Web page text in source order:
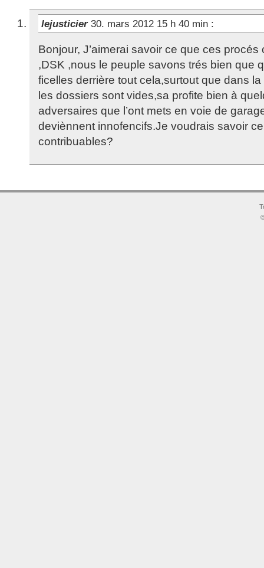
lejusticier 30. mars 2012 15 h 40 min :
Bonjour, J’aimerai savoir ce que ces procés
,DSK ,nous le peuple savons trés bien que
ficelles derrière tout cela,surtout que dans
les dossiers sont vides,sa profite bien à
adversaires que l’ont mets en voie de
deviènnent innofencifs.Je voudrais savoir
contribuables?